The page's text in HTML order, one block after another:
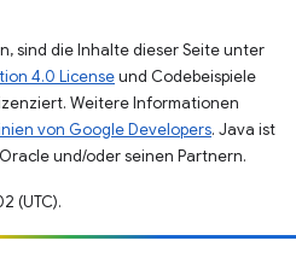
sind die Inhalte dieser Seite unter
4.0 Licenseund Codebeispiele
Weitere Informationen
von Google Developers. Java ist
und/oder seinen Partnern.
(UTC).